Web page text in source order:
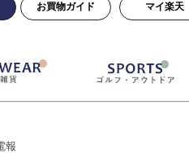
お買物ガイド マイ楽天
報